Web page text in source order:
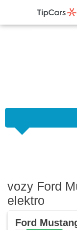
vozy Ford
elektro
Ford